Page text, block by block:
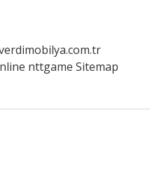
nttgame Sitemap